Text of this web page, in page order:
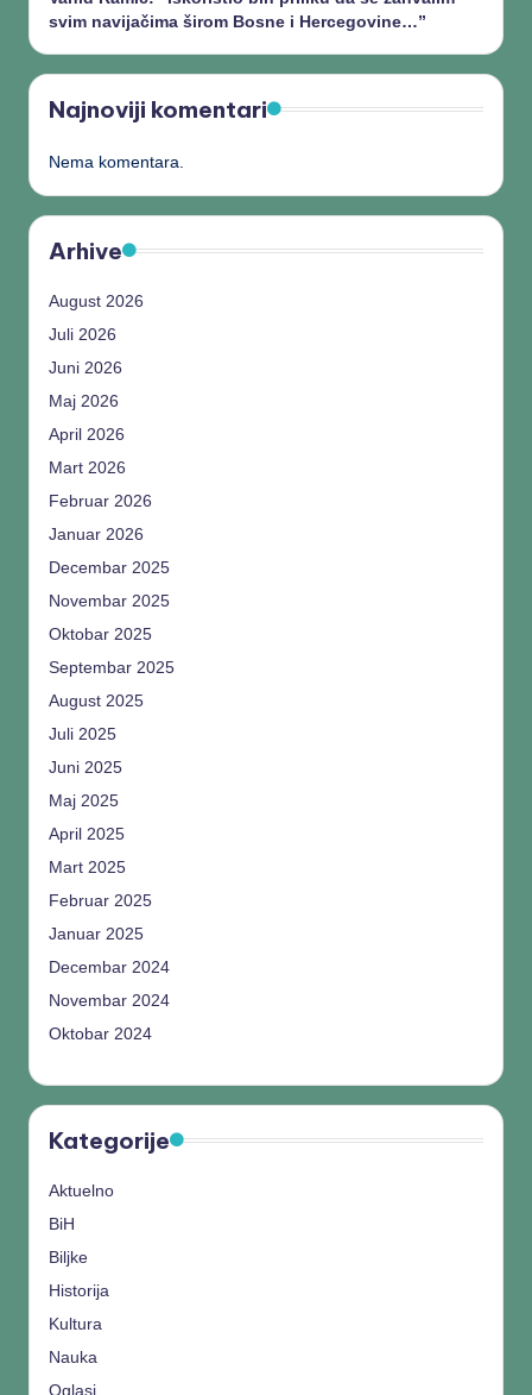
svim navijačima širom Bosne i Hercegovine…”
Najnoviji komentari
Nema komentara.
Arhive
August 2026
Juli 2026
Juni 2026
Maj 2026
April 2026
Mart 2026
Februar 2026
Januar 2026
Decembar 2025
Novembar 2025
Oktobar 2025
Septembar 2025
August 2025
Juli 2025
Juni 2025
Maj 2025
April 2025
Mart 2025
Februar 2025
Januar 2025
Decembar 2024
Novembar 2024
Oktobar 2024
Kategorije
Aktuelno
BiH
Biljke
Historija
Kultura
Nauka
Oglasi